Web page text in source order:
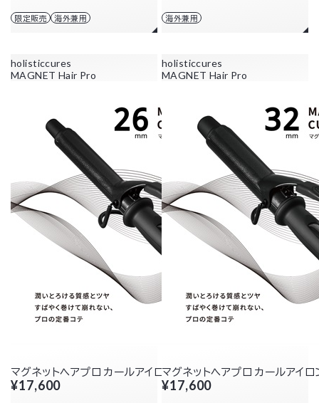
限定販売 海外兼用 海外兼用
holisticcures
MAGNET Hair Pro
マグネットヘアプロ カールアイロン 26mm
¥17,600
holisticcures
MAGNET Hair Pro
マグネットヘアプロ カールアイ
¥17,600